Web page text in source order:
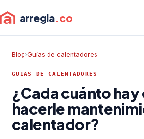
arregla.co
Blog›Guías de calentadores
GUÍAS DE CALENTADORES
¿Cada cuánto hay
hacerle
calentador?